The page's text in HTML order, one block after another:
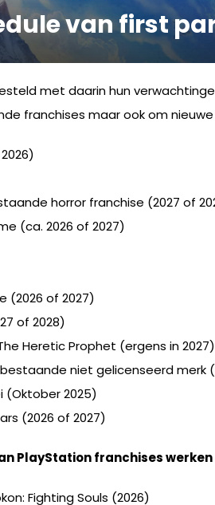
van first
met daarin hun
franchises maar ook om
horror franchise (2027 of
(ca. 2026 of 2027)
(2026 of 2027)
of 2028)
Heretic Prophet (ergens in 2027)
niet gelicenseerd merk
(Oktober 2025)
(2026 of 2027)
PlayStation franchises werken
Fighting Souls (2026)